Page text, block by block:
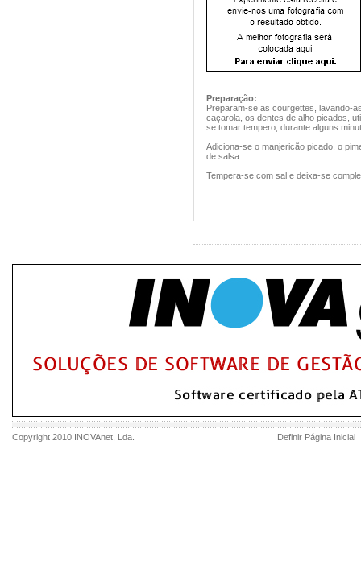
Preparação:
Preparam-se as courgettes, lavando-
caçarola, os dentes de alho picados,
se tomar tempero, durante alguns
Adiciona-se o manjericão picado, o
de salsa.
Tempera-se com sal e deixa-se
Copyright 2010 INOVAnet , Lda. Definir Página Inicial